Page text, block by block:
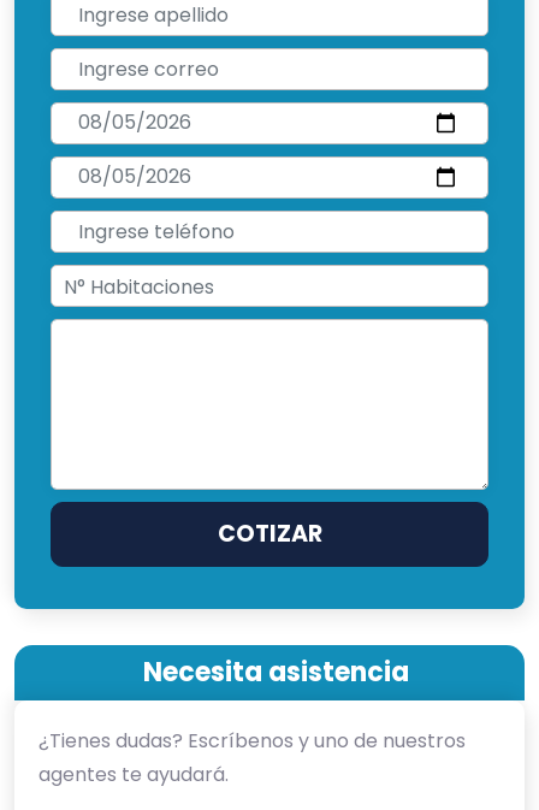
COTIZAR
Necesita asistencia
¿Tienes dudas? Escríbenos y uno de nuestros
agentes te ayudará.